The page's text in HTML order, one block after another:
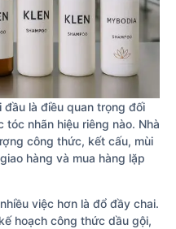
là điều quan trọng đối
nhãn hiệu riêng nào. Nhà
công thức, kết cấu, mùi
hàng và mua hàng lặp
việc hơn là đổ đầy chai.
hoạch công thức dầu gội,